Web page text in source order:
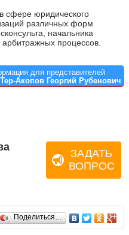
сфере юридического
различных форм
начальника
процессов.
Союза Юристов
для представителей
Акопов Георгий Рубенович
ЗАДАТЬ
ВОПРОС
Поделиться…